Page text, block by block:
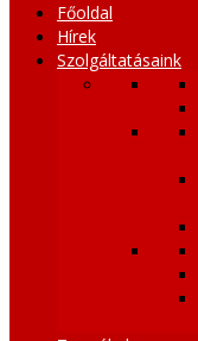
Főoldal
Hírek
Szolgáltatásaink